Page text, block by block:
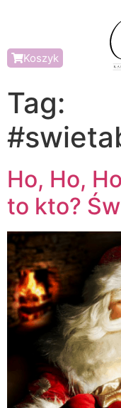
Koszyk
Tag:
Ho, Ho,
to kto?